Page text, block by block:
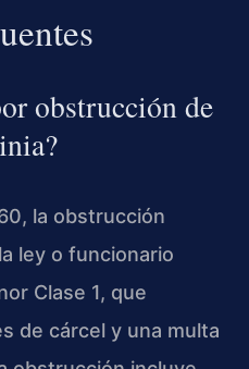
obstrucción de
la obstrucción
ley o funcionario
Clase 1, que
de cárcel y una multa